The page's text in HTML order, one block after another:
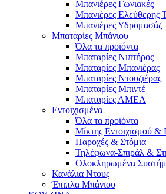
Μπανιέρες Γωνιακές
Μπανιέρες Ελεύθερης
Μπανιέρες Υδρομασάζ
Μπαταρίες Μπάνιου
Όλα τα προϊόντα
Μπαταρίες Νιπτήρος
Μπαταρίες Μπανιέρας
Μπαταρίες Ντουζιέρας
Μπαταρίες Μπιντέ
Μπαταρίες ΑΜΕΑ
Εντοιχισμένα
Όλα τα προϊόντα
Μίκτης Εντοιχισμού &
Παροχές & Στόμια
Τηλέφωνα-Σπιράλ &
Ολοκληρωμένα
Κανάλια Ντους
Έπιπλα Μπάνιου